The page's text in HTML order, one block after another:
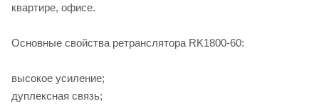
квартире, офисе.
Основные свойства ретранслятора RK1800-60:
высокое усиление;
дуплексная связь;